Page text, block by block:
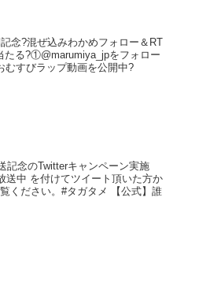
念?混ぜ込みわかめフォロー＆RT
たる?①@marumiya_jpをフォロー
むすびラップ動画を公開中?
念のTwitterキャンペーン実施
送中 を付けてツイート頂いた方か
ください。#タガタメ 【公式】誰